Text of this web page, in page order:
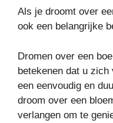
Als je droomt over
ook een belangrijke
Dromen over een
betekenen dat u
een eenvoudig en
droom over een
verlangen om te